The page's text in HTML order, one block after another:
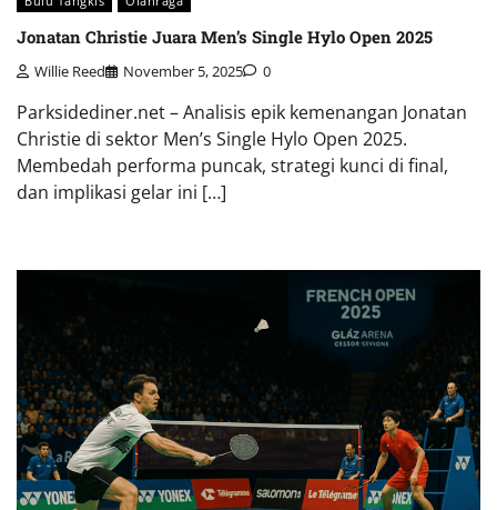
Jonatan Christie Juara Men’s Single Hylo Open 2025
Willie Reed November 5, 2025 0
Parksidediner.net – Analisis epik kemenangan Jonatan
Christie di sektor Men’s Single Hylo Open 2025.
Membedah performa puncak, strategi kunci di final,
dan implikasi gelar ini […]